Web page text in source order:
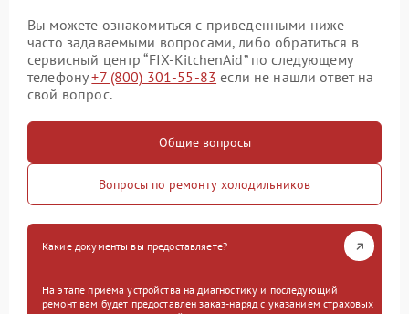
Вы можете ознакомиться с приведенными ниже
часто задаваемыми вопросами, либо обратиться в
сервисный центр “FIX-KitchenAid” по следующему
телефону+7 (800) 301-55-83 если не нашли ответ на
свой вопрос.
Общие вопросы
Вопросы по ремонту холодильников
Какие документы вы предоставляете?
На этапе приема устройства на диагностику и последующий
ремонт вам будет предоставлен заказ-наряд с указанием страховых